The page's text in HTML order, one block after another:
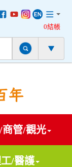
0結帳
年
商管/觀光
/醫護